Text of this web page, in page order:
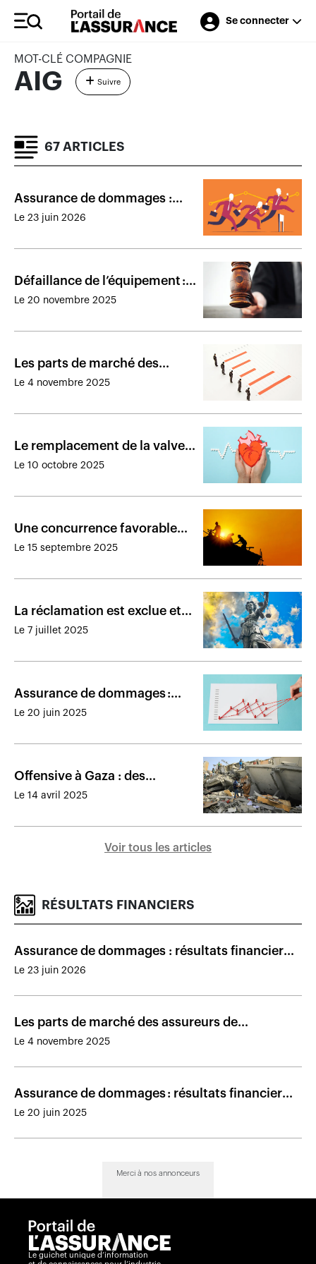
Se connecter
MOT-CLÉ COMPAGNIE
AIG Suivre
67 ARTICLES
Assurance de dommages :
résultats financiers des
Le 23 juin 2026
Défaillance de l’équipement :
le litige sera entendu au
Le 20 novembre 2025
Les parts de marché des
assureurs de dommages au
Le 4 novembre 2025
Le remplacement de la valve
aortique est bel et bien
Le 10 octobre 2025
Une concurrence favorable
aux preneurs en assurance de
Le 15 septembre 2025
La réclamation est exclue et
Intact n’a plus à défendre la
Le 7 juillet 2025
Assurance de dommages :
résultats financiers des
Le 20 juin 2025
Offensive à Gaza : des
assureurs accusés de
Le 14 avril 2025
Voir tous les articles
RÉSULTATS FINANCIERS
Assurance de dommages : résultats financiers
des assureurs présents au Canada en 2025
Le 23 juin 2026
Les parts de marché des assureurs de
dommages au Canada en 2024
Le 4 novembre 2025
Assurance de dommages : résultats financiers
des assureurs au Canada en 2024
Le 20 juin 2025
Merci à nos annonceurs
Le guichet unique d’information